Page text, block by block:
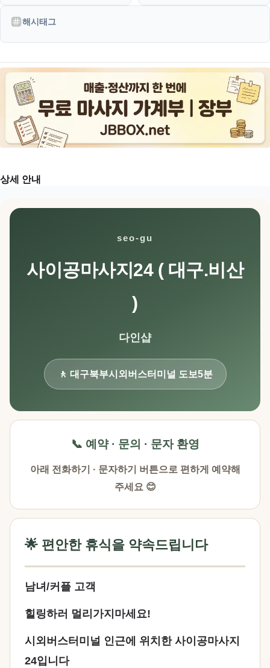
해시태그
상세 안내
seo-gu
사이공마사지24 ( 대구.비산
)
다인샵
🚶 대구북부시외버스터미널 도보5분
📞 예약 · 문의 · 문자 환영
아래 전화하기 · 문자하기 버튼으로 편하게 예약해
주세요 😊
🌟 편안한 휴식을 약속드립니다
남녀/커플 고객
힐링하러 멀리가지마세요!
시외버스터미널 인근에 위치한 사이공마사지
24입니다